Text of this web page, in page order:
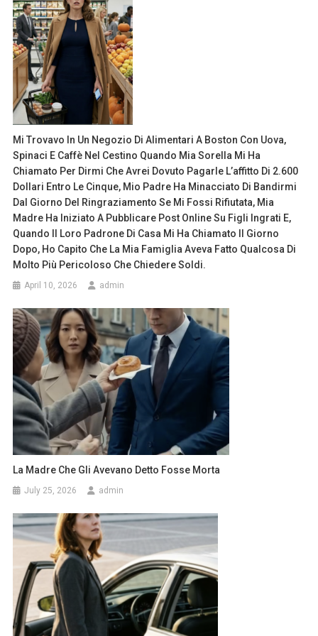
Mi Trovavo In Un Negozio Di Alimentari A Boston Con Uova,
Spinaci E Caffè Nel Cestino Quando Mia Sorella Mi Ha
Chiamato Per Dirmi Che Avrei Dovuto Pagarle L’affitto Di 2.600
Dollari Entro Le Cinque, Mio Padre Ha Minacciato Di Bandirmi
Dal Giorno Del Ringraziamento Se Mi Fossi Rifiutata, Mia
Madre Ha Iniziato A Pubblicare Post Online Su Figli Ingrati E,
Quando Il Loro Padrone Di Casa Mi Ha Chiamato Il Giorno
Dopo, Ho Capito Che La Mia Famiglia Aveva Fatto Qualcosa Di
Molto Più Pericoloso Che Chiedere Soldi.
April 10, 2026 admin
La Madre Che Gli Avevano Detto Fosse Morta
July 25, 2026 admin